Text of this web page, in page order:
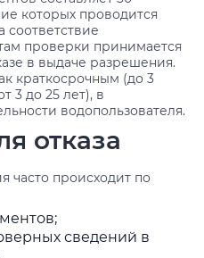
которых проводится
соответствие
проверки принимается
в выдаче разрешения.
краткосрочным (до 3
3 до 25 лет), в
водопользователя.
отказа
часто происходит по
сведений в